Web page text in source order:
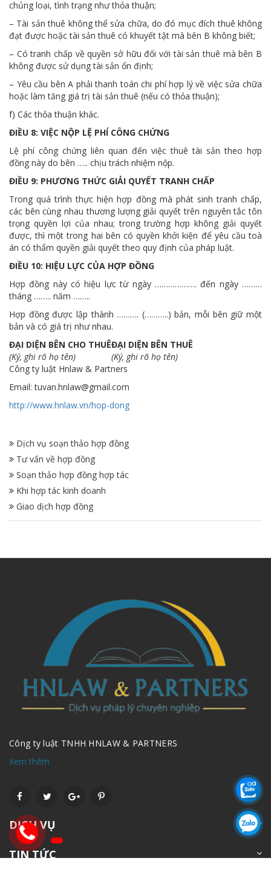
chủng loại, tình trạng như thỏa thuận;
– Tài sản thuê không thể sửa chữa, do đó mục đích thuê không
đạt được hoặc tài sản thuê có khuyết tật mà bên B không biết;
– Có tranh chấp về quyền sở hữu đối với tài sản thuê mà bên B
không được sử dụng tài sản ổn định;
– Yêu cầu bên A phải thanh toán chi phí hợp lý về việc sửa chữa
hoặc làm tăng giá trị tài sản thuê (nếu có thỏa thuận);
f) Các thỏa thuận khác.
ĐIỀU 8: VIỆC NỘP LỆ PHÍ CÔNG CHỨNG
Lệ phí công chứng liên quan đến việc thuê tài sản theo hợp
đồng này do bên ….. chịu trách nhiệm nộp.
ĐIỀU 9: PHƯƠNG THỨC GIẢI QUYẾT TRANH CHẤP
Trong quá trình thực hiện hợp đồng mà phát sinh tranh chấp,
các bên cùng nhau thương lượng giải quyết trên nguyên tắc tôn
trọng quyền lợi của nhau; trong trường hợp không giải quyết
được, thì một trong hai bên có quyền khởi kiện để yêu cầu toà
án có thẩm quyền giải quyết theo quy định của pháp luật.
ĐIỀU 10: HIỆU LỰC CỦA HỢP ĐỒNG
Hợp đồng này có hiệu lực từ ngày ………………. đến ngày ………
tháng …….. năm ……..
Hợp đồng được lập thành ………. (………..) bản, mỗi bên giữ một
bản và có giá trị như nhau.
ĐẠI DIỆN BÊN CHO THUÊ
(Ký, ghi rõ họ tên)
ĐẠI DIỆN BÊN THUÊ
(Ký, ghi rõ họ tên)
Công ty luật Hnlaw & Partners
Email: tuvan.hnlaw@gmail.com
http://www.hnlaw.vn/hop-dong
Dịch vụ soạn thảo hợp đồng
Tư vấn về hợp đồng
Soạn thảo hợp đồng hợp tác
Khi hợp tác kinh doanh
Giao dịch hợp đồng
Công ty luật TNHH HNLAW & PARTNERS
Xem thêm
DỊCH VỤ
TIN TỨC